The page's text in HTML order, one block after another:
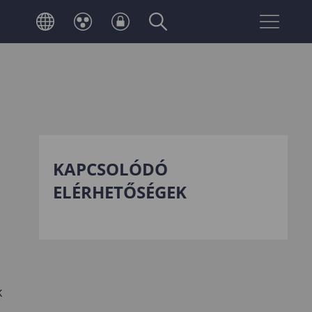
Telefonkönyv
KAPCSOLÓDÓ
ELÉRHETŐSÉGEK